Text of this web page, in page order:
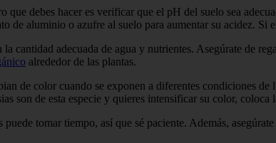
que debes hacer es verificar que el pH del suelo sea
de aluminio o azufre al suelo para aumentar su acidez.
la cantidad adecuada de agua y nutrientes. Asegúrate de
alrededor de las plantas.
de color cuando se exponen a diferentes condiciones
son de esta especie y quieres intensificar su color,
tomar tiempo, así que sé paciente. Además,